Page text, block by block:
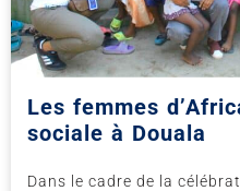
Les femmes
sociale à Douala
Dans le cadre de la